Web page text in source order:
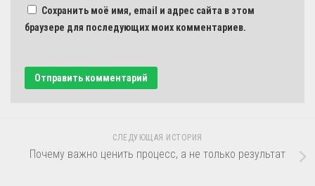
Сохранить моё имя, email и адрес сайта в этом
браузере для последующих моих комментариев.
СЛЕДУЮЩАЯ ИСТОРИЯ
Почему важно ценить процесс, а не только результат